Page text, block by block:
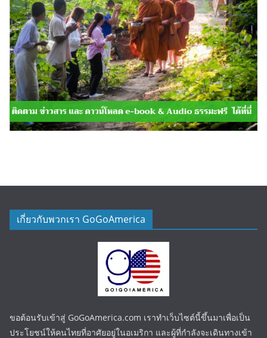
เกี่ยวกับพวกเรา GoGoAmerica
ขอต้อนรับเข้าสู่ GoGoAmerica.com เราทำเว็บไซต์นี้ขึ้นมาเพื่อเป็น
ประโยชน์ให้คนไทยที่อาศัยอยู่ในอเมริกา และผู้ที่กำลังจะเดินทางเข้า